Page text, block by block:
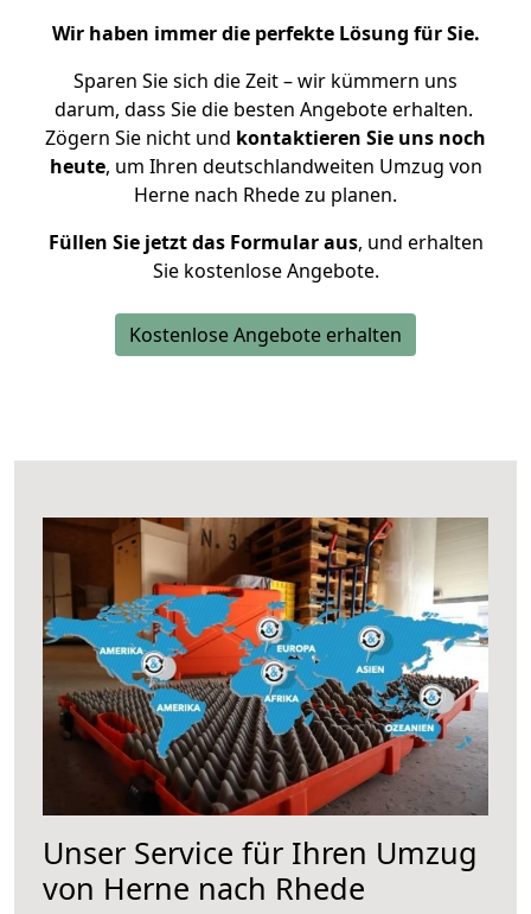
Wir haben immer die perfekte Lösung für Sie.
Sparen Sie sich die Zeit – wir kümmern uns
darum, dass Sie die besten Angebote erhalten.
Zögern Sie nicht und kontaktieren Sie uns noch
heute, um Ihren deutschlandweiten Umzug von
Herne nach Rhede zu planen.
Füllen Sie jetzt das Formular aus, und erhalten
Sie kostenlose Angebote.
Kostenlose Angebote erhalten
Unser Service für Ihren Umzug
von Herne nach Rhede